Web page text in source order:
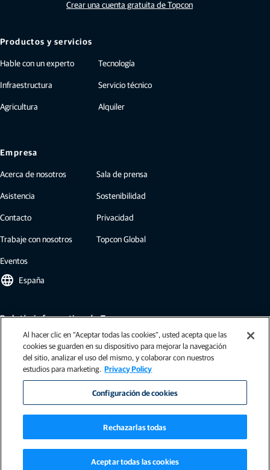
Crear una cuenta gratuita de Topcon
Productos y servicios
Hable con un experto
Infraestructura
Agricultura
Tecnología
Servicio técnico
Alquiler
Empresa
Acerca de nosotros
Asistencia
Contacto
Trabaje con nosotros
Eventos
Sala de prensa
Sostenibilidad
Privacidad
Topcon Global
language España
Boletín informativo de Topcon
Nuestros boletines informativos incluyen las últimas novedades y noticias
de Topcon: casos de estudio, información sobre el sector, comunicados de
prensa y mucho más.
Código de conducta|Politica de privacidad|Política de Calidad
Al hacer clic en “Aceptar todas las cookies”, usted acepta que las
cookies se guarden en su dispositivo para mejorar la navegación
del sitio, analizar el uso del mismo, y colaborar con nuestros
estudios para marketing. Privacy Policy
Configuración de cookies
Rechazarlas todas
Aceptar todas las cookies